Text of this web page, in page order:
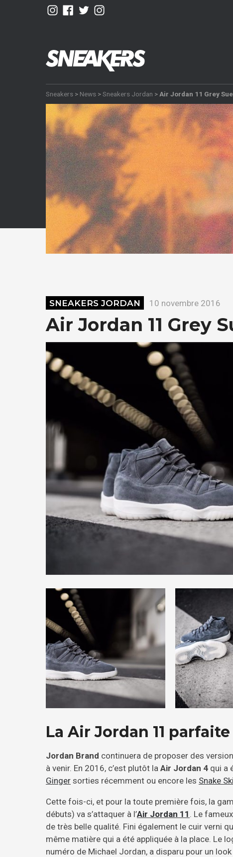
Sneakers > News >Sneakers Jordan > Air Jordan 11 Grey
SNEAKERS JORDAN 10 novembre 2016
Air Jordan 11 Grey
La Air Jordan 11
Jordan Brand continuera de proposer des
à venir. En 2016, c’est plutôt la Air Jordan 4 qui a
Ginger sorties récemment ou encore les Snake
Cette fois-ci, et pour la toute première fois, la
débuts) va s’attaquer à l’Air Jordan 11 . Le
de très belle qualité. Fini également le cuir verni
même matière qui a été appliquée à la place. Le
numéro de Michael Jordan, a disparu pour un